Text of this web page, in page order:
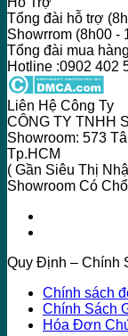
Tổng đài hỗ trợ
Showrrom (8h00 -
Tổng đài mua
Hotline :0902 402
Liên Hệ Công Ty
CÔNG TY TNHH
Showroom: 573
Tp.HCM
( Gần Siêu Thị
Showroom Có
Quy Định – Chính
Chính sách
Chính Sách
Hóa Đơn